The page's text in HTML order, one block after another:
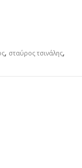
, σταύρος τσινάλης,